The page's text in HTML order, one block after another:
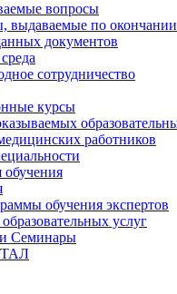
вопросы
выдаваемые по
документов
сотрудничество
курсы
работников
обучения экспертов
услуг
Семинары